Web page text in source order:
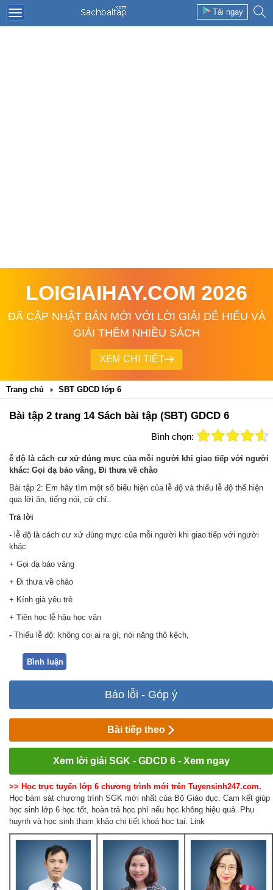
Tải ngay
LOIGIAIHAY.COM 2026
ĐÃ CẬP NHẬT BẢN MỚI VỚI LỜI GIẢI DỄ HIỂU VÀ
GIẢI THÊM NHIỀU SÁCH
XEM CHI TIẾT
Trang chủ SBT GDCD lớp 6
Bài tập 2 trang 14 Sách bài tập (SBT) GDCD 6
Bình chọn:
ễ độ là cách cư xử đúng mực của mỗi người khi giao tiếp với người
khác: Gọi dạ bảo vâng, Đi thưa về chào
Bài tập 2: Em hãy tìm một số biểu hiện của lễ độ và thiếu lễ độ thể hiện
qua lời ăn, tiếng nói, cử chỉ..
Trảlời
- lễ độ là cách cư xử đúng mực của mỗi người khi giao tiếp với người
khác
+ Gọi dạ bảo vâng
+ Đi thưa về chào
+ Kính già yêu trẻ
+ Tiên học lễ hậu học văn
- Thiếu lễ độ: không coi ai ra gì, nói năng thô kệch,
Bình luận
Báo lỗi - Góp ý
Bài tiếp theo
Xem lời giải SGK - GDCD 6 - Xem ngay
>> Học trực tuyến lớp 6 chương trình mới trên Tuyensinh247.com.
Học bám sát chương trình SGK mới nhất của Bộ Giáo dục. Cam kết giúp
học sinh lớp 6 học tốt, hoàn trả học phí nếu học không hiệu quả. Phụ
huynh và học sinh tham khảo chi tiết khoá học tại: Link